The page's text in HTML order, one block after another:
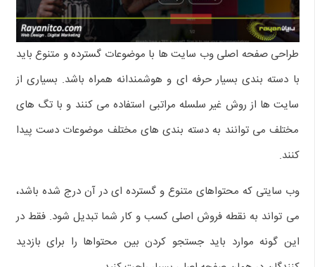
طراحی صفحه اصلی وب سایت ها با موضوعات گسترده و متنوع باید
با دسته بندی بسیار حرفه ای و هوشمندانه همراه باشد. بسیاری از
سایت ها از روش غیر سلسله مراتبی استفاده می کنند و با تگ های
مختلف می توانند به دسته بندی های مختلف موضوعات دست پیدا
کنند.
وب سایتی که محتواهای متنوع و گسترده ای در آن درج شده باشد،
می تواند به نقطه فروش اصلی کسب و کار شما تبدیل شود. فقط در
این گونه موارد باید جستجو کردن بین محتواها را برای بازدید